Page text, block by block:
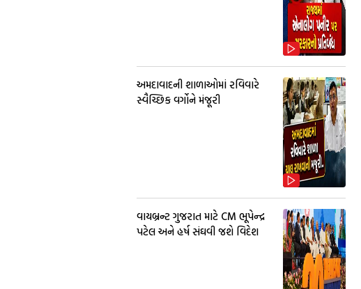
અમદાવાદની શાળાઓમાં રવિવારે
સ્વૈચ્છિક વર્ગોને મંજૂરી
વાયબ્રન્ટ ગુજરાત માટે CM ભૂપેન્દ્ર
પટેલ અને હર્ષ સંઘવી જશે વિદેશ